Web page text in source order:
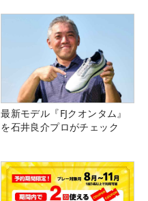
最新モデル『FJクオンタム』
を石井良介プロがチェック